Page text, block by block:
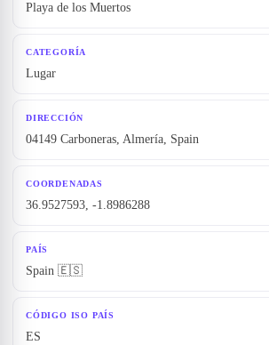
Playa de los Muertos
CATEGORÍA
Lugar
DIRECCIÓN
04149 Carboneras, Almería, Spain
COORDENADAS
36.9527593, -1.8986288
PAÍS
Spain 🇪🇸
CÓDIGO ISO PAÍS
ES